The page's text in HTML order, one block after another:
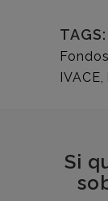
TAGS:
IVACE,
Si